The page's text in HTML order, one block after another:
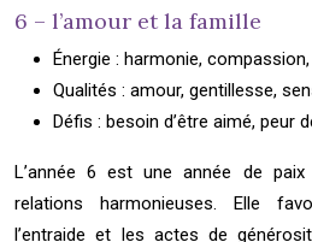
6 – l’amour et la famille
Énergie : harmonie,
Qualités : amour, gentillesse,
Défis : besoin d’être aimé, peur
L’année 6 est une année de paix
relations harmonieuses. Elle
l’entraide et les actes de